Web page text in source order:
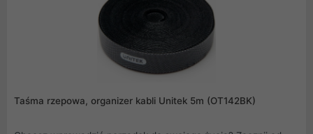
Taśma rzepowa, organizer kabli Unitek 5m (OT142BK)